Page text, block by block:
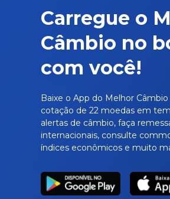
Carregue o
Câmbio no
com você!
Baixe o App do Melhor
cotação de 22 moedas em
alertas de câmbio, faça
internacionais, consulte
índices econômicos e muito